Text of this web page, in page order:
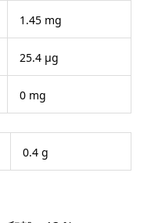
1.45 mg
25.4 μg
0 mg
0.4 g